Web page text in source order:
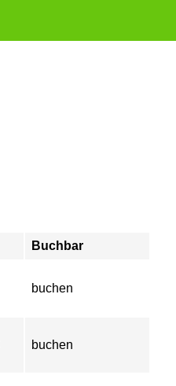
Buchbar
buchen
buchen